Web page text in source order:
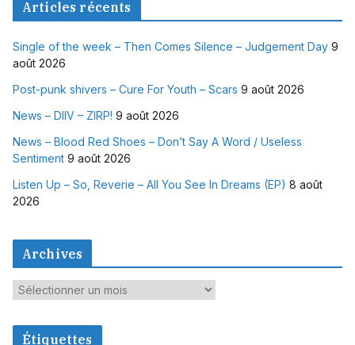
Articles récents
Single of the week – Then Comes Silence – Judgement Day 9
août 2026
Post-punk shivers – Cure For Youth – Scars 9 août 2026
News – DIIV – ZIRP! 9 août 2026
News – Blood Red Shoes – Don’t Say A Word / Useless
Sentiment 9 août 2026
Listen Up – So, Reverie – All You See In Dreams (EP) 8 août
2026
Archives
A
c
Étiquettes